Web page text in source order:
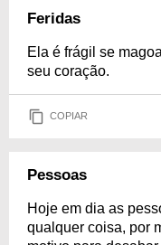
Feridas
Ela é frágil se
seu coração.
COPIAR
Pessoas
Hoje em dia as
qualquer coisa, por